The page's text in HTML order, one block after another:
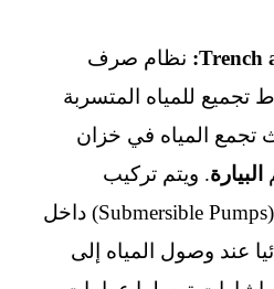
Trench نظام صرف
للمياه المتسربة
تجمع المياه في خزان
البيارة. ويتم تركيب
مضخات غاطسة (Submersible Pumps) داخل
عند وصول المياه إلى